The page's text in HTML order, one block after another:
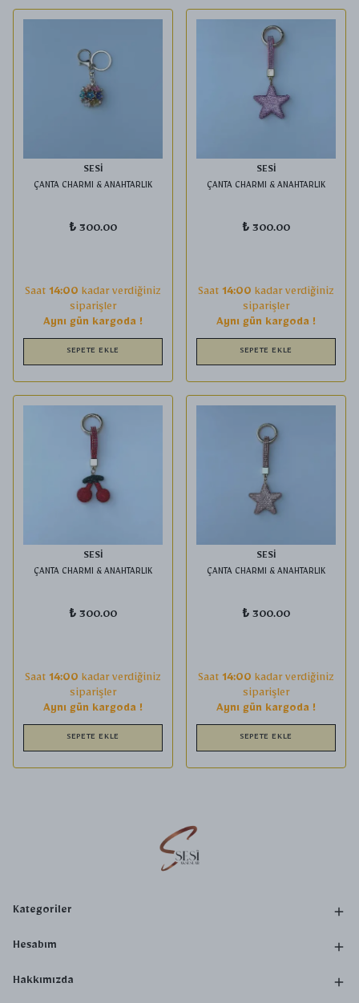
SESİ
ÇANTA CHARMI & ANAHTARLIK
₺ 300.00
Saat 14:00 kadar verdiğiniz
siparişler
Aynı gün kargoda !
SEPETE EKLE
SESİ
ÇANTA CHARMI & ANAHTARLIK
₺ 300.00
Saat 14:00 kadar verdiğiniz
siparişler
Aynı gün kargoda !
SEPETE EKLE
SESİ
ÇANTA CHARMI & ANAHTARLIK
₺ 300.00
Saat 14:00 kadar verdiğiniz
siparişler
Aynı gün kargoda !
SEPETE EKLE
SESİ
ÇANTA CHARMI & ANAHTARLIK
₺ 300.00
Saat 14:00 kadar verdiğiniz
siparişler
Aynı gün kargoda !
SEPETE EKLE
Kategoriler
Hesabım
Hakkımızda